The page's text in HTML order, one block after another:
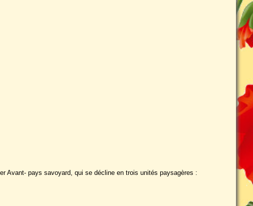
Avant- pays savoyard, qui se décline en trois unités paysagères :